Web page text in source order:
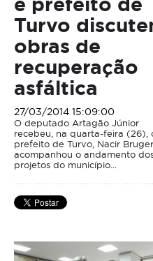
Turvo
obras de
recuperação
asfáltica
27/03/2014 15:09:00
O deputado Artagão Júnior
recebeu, na quarta-feira (26),
prefeito de Turvo, Nacir
acompanhou o andamento
projetos do município...